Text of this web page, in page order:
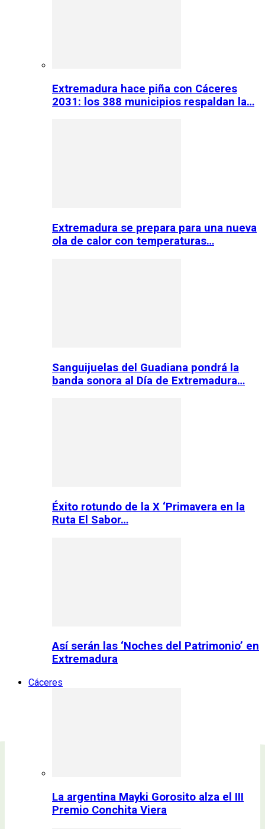
Extremadura hace piña con Cáceres
2031: los 388 municipios respaldan la…
Extremadura se prepara para una nueva
ola de calor con temperaturas…
Sanguijuelas del Guadiana pondrá la
banda sonora al Día de Extremadura…
Éxito rotundo de la X ‘Primavera en la
Ruta El Sabor…
Así serán las ‘Noches del Patrimonio’ en
Extremadura
Cáceres
La argentina Mayki Gorosito alza el III
Premio Conchita Viera